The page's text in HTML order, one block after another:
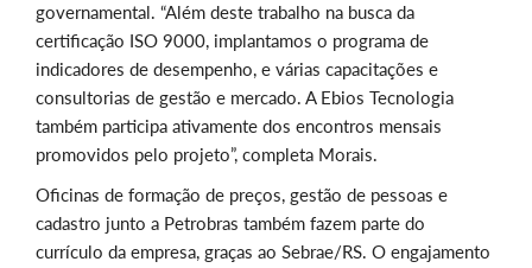
governamental. “Além deste trabalho na busca da
certificação ISO 9000, implantamos o programa de
indicadores de desempenho, e várias capacitações e
consultorias de gestão e mercado. A Ebios Tecnologia
também participa ativamente dos encontros mensais
promovidos pelo projeto”, completa Morais.
Oficinas de formação de preços, gestão de pessoas e
cadastro junto a Petrobras também fazem parte do
currículo da empresa, graças ao Sebrae/RS. O engajamento